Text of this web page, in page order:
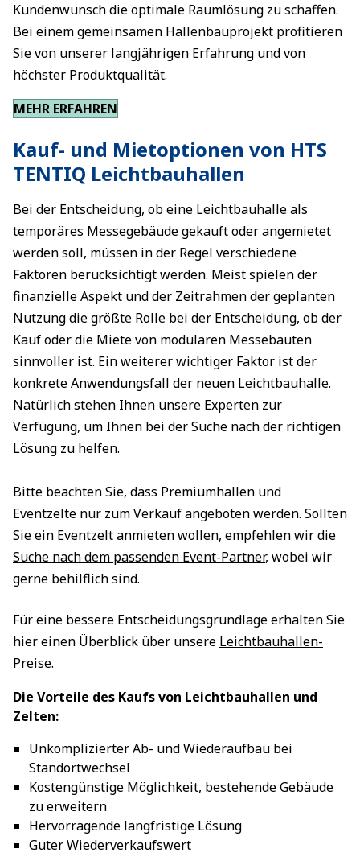
Kundenwunsch die optimale Raumlösung zu schaffen.
Bei einem gemeinsamen Hallenbauprojekt profitieren
Sie von unserer langjährigen Erfahrung und von
höchster Produktqualität.
MEHR ERFAHREN
Kauf- und Mietoptionen von HTS
TENTIQ Leichtbauhallen
Bei der Entscheidung, ob eine Leichtbauhalle als
temporäres Messegebäude gekauft oder angemietet
werden soll, müssen in der Regel verschiedene
Faktoren berücksichtigt werden. Meist spielen der
finanzielle Aspekt und der Zeitrahmen der geplanten
Nutzung die größte Rolle bei der Entscheidung, ob der
Kauf oder die Miete von modularen Messebauten
sinnvoller ist. Ein weiterer wichtiger Faktor ist der
konkrete Anwendungsfall der neuen Leichtbauhalle.
Natürlich stehen Ihnen unsere Experten zur
Verfügung, um Ihnen bei der Suche nach der richtigen
Lösung zu helfen.
Bitte beachten Sie, dass Premiumhallen und
Eventzelte nur zum Verkauf angeboten werden. Sollten
Sie ein Eventzelt anmieten wollen, empfehlen wir die
Suche nach dem passenden Event-Partner, wobei wir
gerne behilflich sind.
Für eine bessere Entscheidungsgrundlage erhalten Sie
hier einen Überblick über unsere Leichtbauhallen-
Preise.
Die Vorteile des Kaufs von Leichtbauhallen und
Zelten:
Unkomplizierter Ab- und Wiederaufbau bei
Standortwechsel
Kostengünstige Möglichkeit, bestehende Gebäude
zu erweitern
Hervorragende langfristige Lösung
Guter Wiederverkaufswert